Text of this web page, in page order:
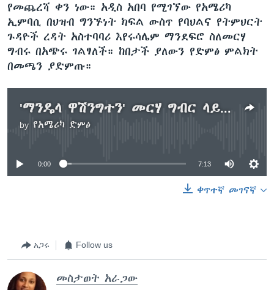
የመጨረሻ ቀን ነው። አዲስ አበባ የሚገኘው የአሜሪካ
ኢምባሲ በህዝብ ግንኙነት ክፍል ውስጥ የባህልና የትምህርት
ጉዳዮች ረዳት አስተባባሪ እየሩሳሌም ማንደፍሮ ስለመርሃ
ግብሩ በአጭሩ ገልፃለች። ከበታች ያለውን የድምፅ ምልክት
በመጫን ያድምጡ።
'ማንዴላ ዋሽንግተን' መርሃ ግብር ላይ ለመሳተፍ የማመልከቻ ቀን ነገ ይጠናቀቃል
by የአሜሪካ ድምፅ
No media source currently available
0:00 7:13
ቀጥተኛ መገናኛ
አጋሩ Follow us
መስታወት አራጋው